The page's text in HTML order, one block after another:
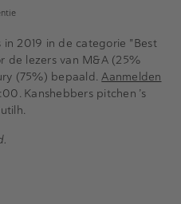
2019 in de categorie "Best
de lezers van M&A (25%
(75%) bepaald.Aanmelden
Kanshebbers pitchen ’s